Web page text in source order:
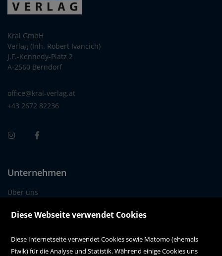
Kral GmbH
Verlag (Inh. Robert Ivancich)
J.F.-Kennedy-Platz 2
A-2560 Berndorf
office@kral-verlag.at
+43 2672 82236
Unternehmen
Über uns
Alle Filialen auf einen Blick
Kundenservice
Diese Webseite verwendet Cookies
Diese Internetseite verwendet Cookies sowie Matomo (ehemals
Piwik) für die Analyse und Statistik. Während einige Cookies uns